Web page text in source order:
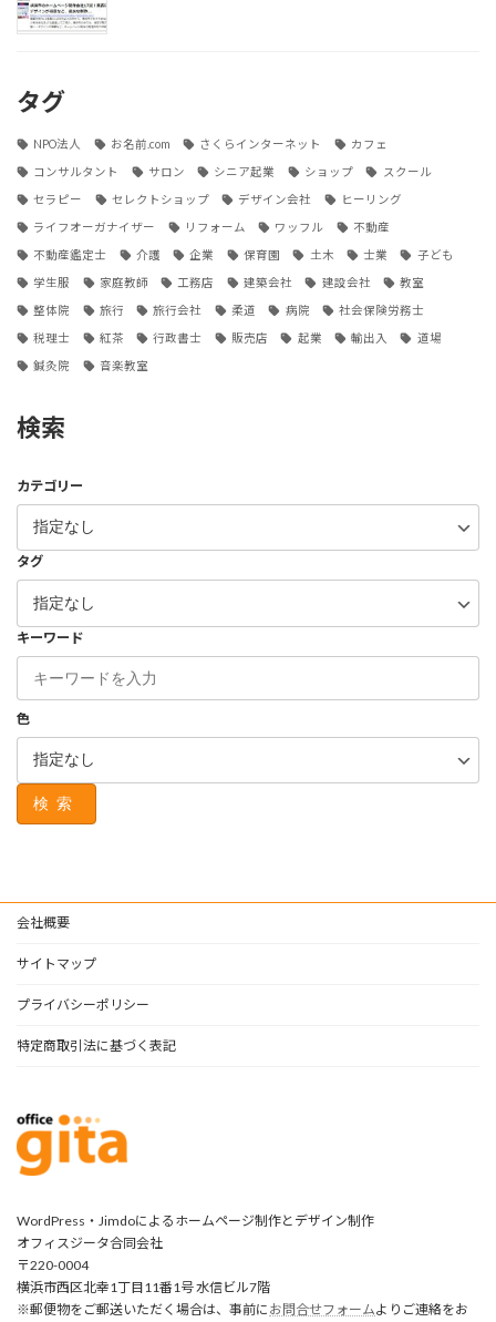
タグ
NPO法人 お名前.com さくらインターネット カフェ
コンサルタント サロン シニア起業 ショップ スクール
セラピー セレクトショップ デザイン会社 ヒーリング
ライフオーガナイザー リフォーム ワッフル 不動産
不動産鑑定士 介護 企業 保育園 土木 士業 子ども
学生服 家庭教師 工務店 建築会社 建設会社 教室
整体院 旅行 旅行会社 柔道 病院 社会保険労務士
税理士 紅茶 行政書士 販売店 起業 輸出入 道場
鍼灸院 音楽教室
検索
カテゴリー
タグ
キーワード
色
検索
会社概要
サイトマップ
プライバシーポリシー
特定商取引法に基づく表記
WordPress・Jimdoによるホームページ制作とデザイン制作
オフィスジータ合同会社
〒220-0004
横浜市西区北幸1丁目11番1号 水信ビル7階
※郵便物をご郵送いただく場合は、事前に お問合せフォームよりご連絡をお